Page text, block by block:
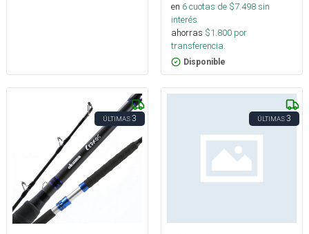
en 6cuotas de $7.498sin
interés
ahorras $1.800 por
transferencia.
Disponible
ÚLTIMAS3 ÚLTIMAS3